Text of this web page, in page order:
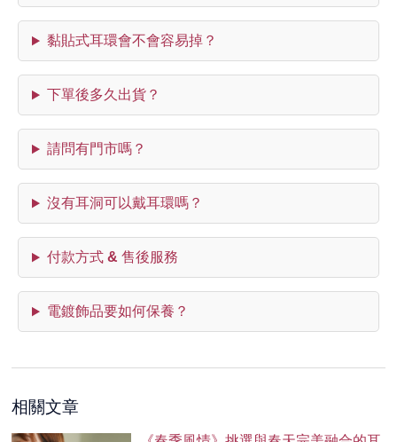
黏貼式耳環會不會容易掉？
下單後多久出貨？
請問有門市嗎？
沒有耳洞可以戴耳環嗎？
付款方式 & 售後服務
電鍍飾品要如何保養？
相關文章